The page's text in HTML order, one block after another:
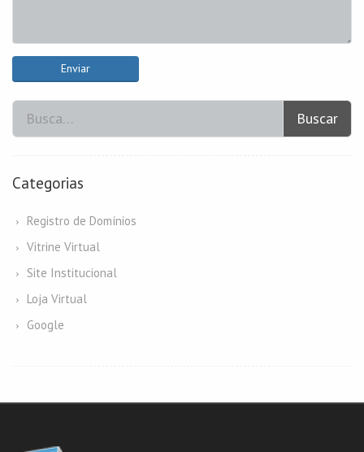
Enviar
Buscar
Categorias
Registro de Domínios
Vitrine Virtual
Site Institucional
Loja Virtual
Google